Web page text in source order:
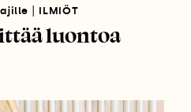
ILMIÖT
luontoa